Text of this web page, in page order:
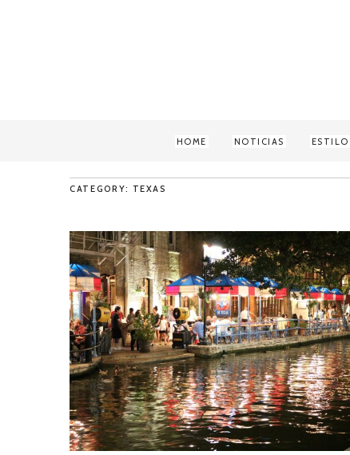
HOME NOTICIAS ESTILO
CATEGORY: TEXAS